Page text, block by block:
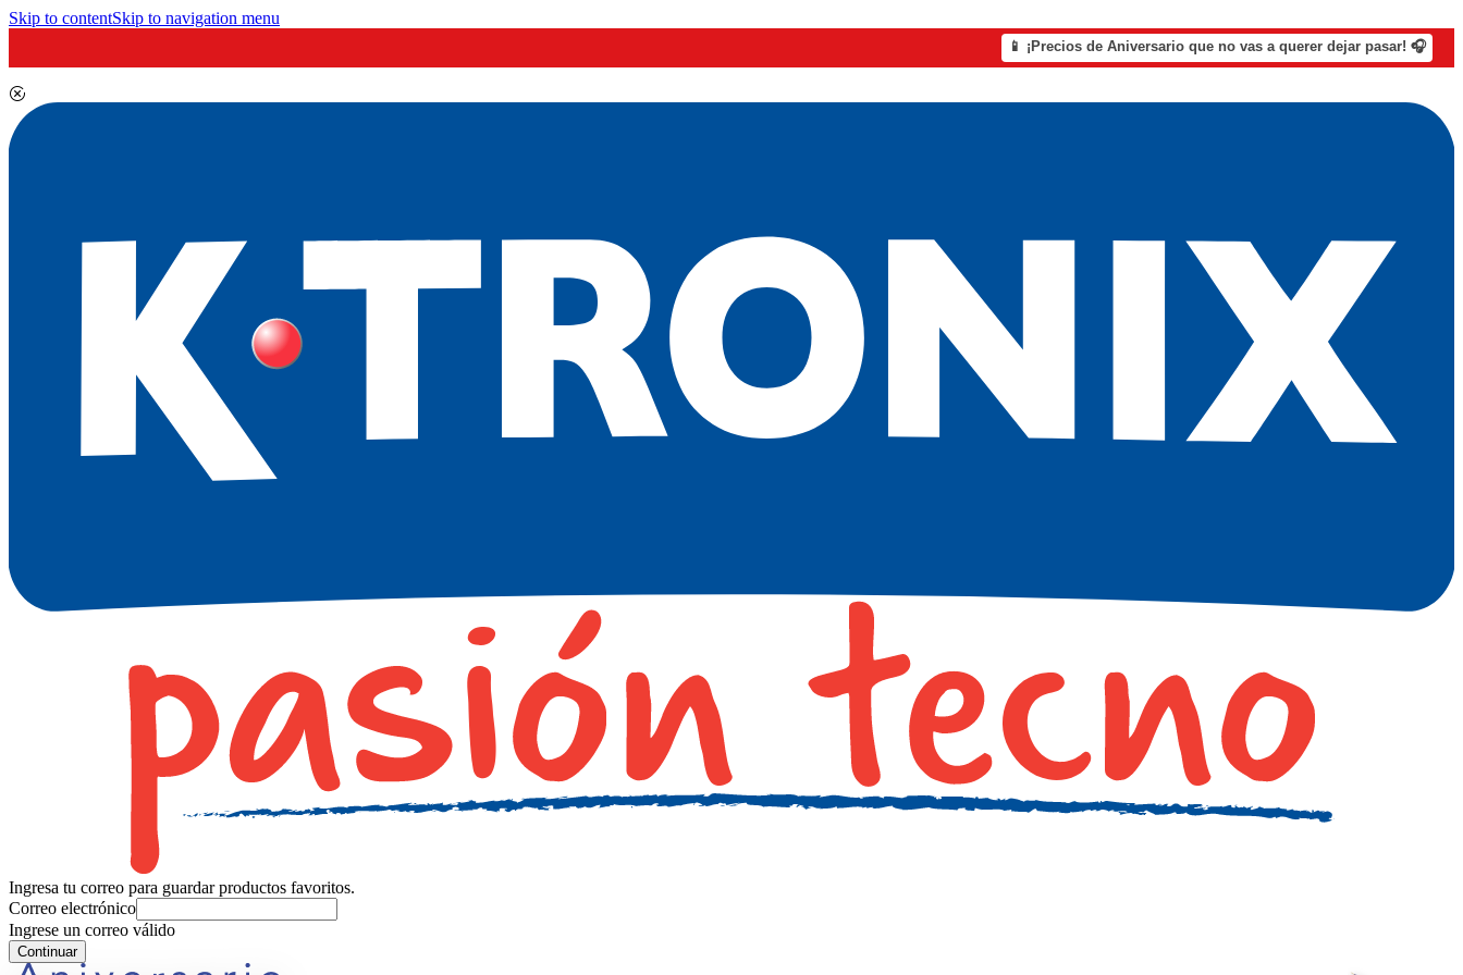
Skip to contentSkip to navigation menu
📱 ¡Precios de Aniversario que no vas a querer dejar pasar! 🎧
Ingresa tu correo para guardar productos favoritos.
Correo electrónico
Ingrese un correo válido
Continuar